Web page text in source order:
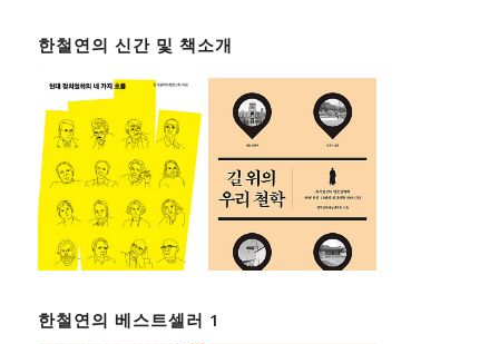
한철연의 신간 및 책소개
한철연의 베스트셀러 1